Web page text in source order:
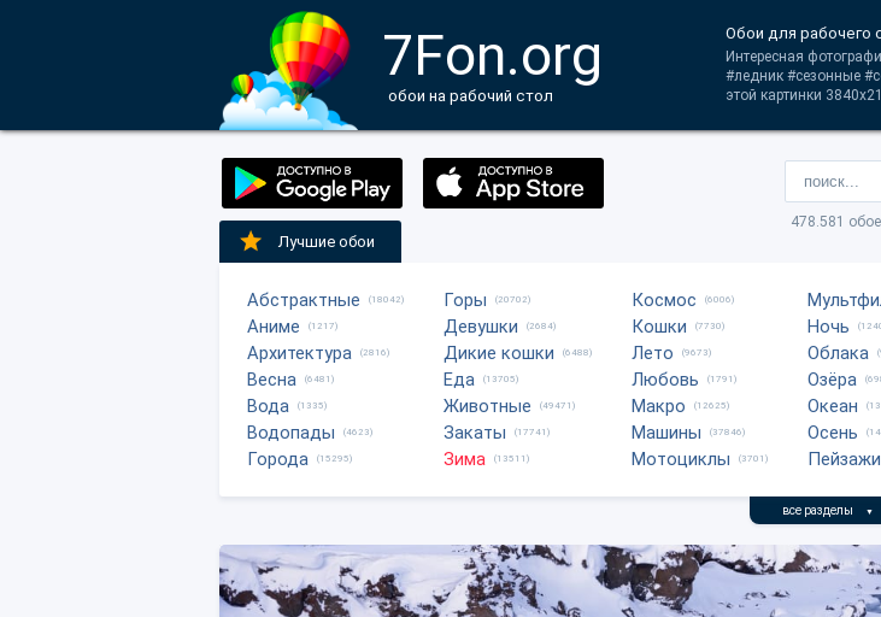
7Fon.org
обои на рабочий стол
Обои для рабочего
Интересная
#ледник #сезонные
этой картинки
478.581
Лучшие обои
Абстрактные (18042)
Аниме (1217)
Архитектура (2816)
Весна (6481)
Вода (1335)
Водопады (4623)
Города (15295)
Горы (20702)
Девушки (2684)
Дикие кошки (6488)
Еда (13705)
Животные (49471)
Закаты (17741)
Зима (13511)
Космос (6006)
Кошки (7730)
Лето (9673)
Любовь (1791)
Макро (12625)
Машины (37846)
Мотоциклы (3701)
Ночь
Облака
Озёра
Океан
Осень
Пейзажи
все разделы ▼